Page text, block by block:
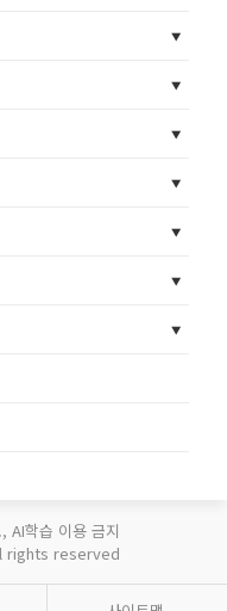
AI학습 이용 금지
rights reserved